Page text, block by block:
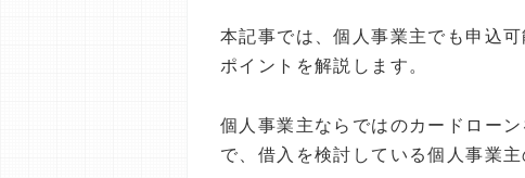
本記事では、個人事業主でも申込
ポイントを解説します。
個人事業主ならではのカードロー
で、借入を検討している個人事業